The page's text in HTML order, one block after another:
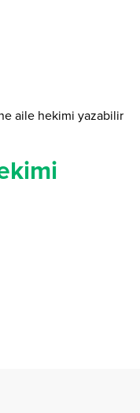
aile hekimi yazabilir